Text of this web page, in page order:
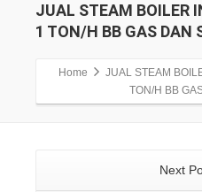
JUAL STEAM BOILER
1 TON/H BB GAS DAN
Home
JUAL STEAM
TON/H BB
Next